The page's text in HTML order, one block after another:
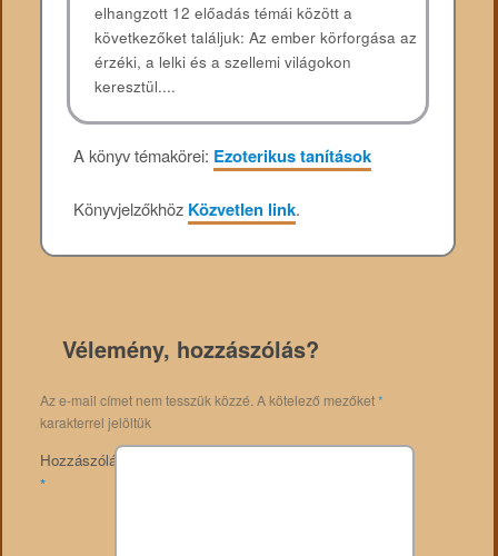
elhangzott 12 előadás témái között a
következőket találjuk: Az ember körforgása az
érzéki, a lelki és a szellemi világokon
keresztül....
A könyv témakörei: Ezoterikus tanítások
Könyvjelzőkhöz Közvetlen link.
Vélemény, hozzászólás?
Az e-mail címet nem tesszük közzé.A kötelező mezőket*
karakterrel jelöltük
Hozzászólás
*